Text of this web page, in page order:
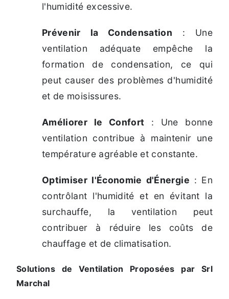
l'humidité excessive.
Prévenir la Condensation : Une
ventilation adéquate empêche la
formation de condensation, ce qui
peut causer des problèmes d'humidité
et de moisissures.
Améliorer le Confort : Une bonne
ventilation contribue à maintenir une
température agréable et constante.
Optimiser l'Économie d'Énergie : En
contrôlant l'humidité et en évitant la
surchauffe, la ventilation peut
contribuer à réduire les coûts de
chauffage et de climatisation.
Solutions de Ventilation Proposées par Srl
Marchal